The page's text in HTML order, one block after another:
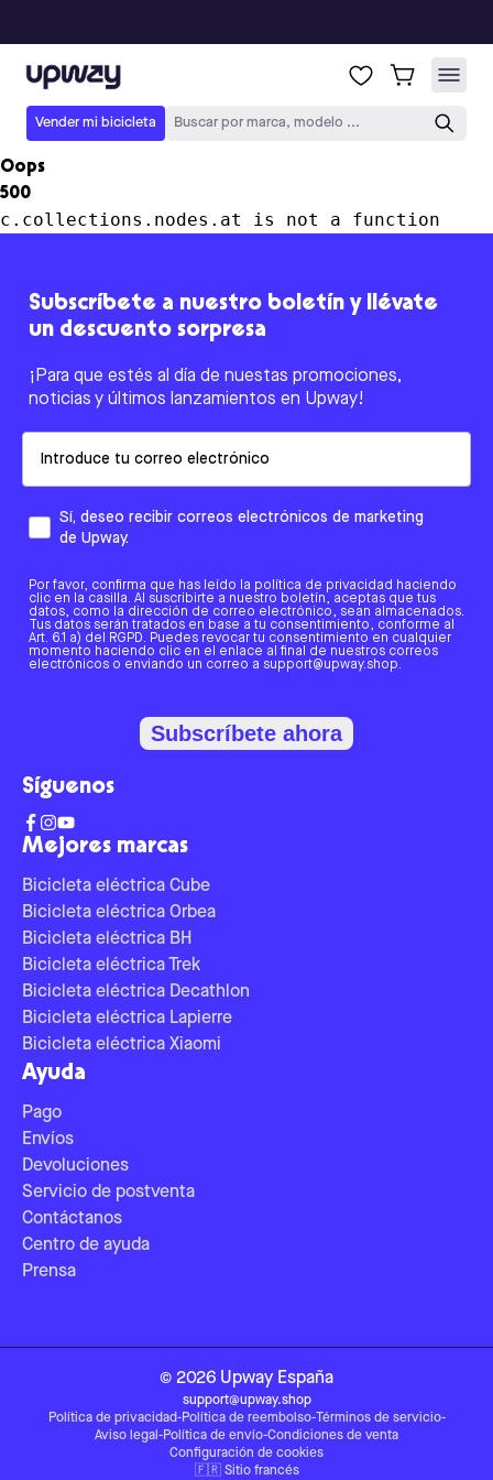
Upway
Vender mi bicicleta Buscar por marca, modelo ...
Oops
500
c.collections.nodes.at is not a function
Mejores marcas
Bicicleta eléctrica Cube
Bicicleta eléctrica Orbea
Bicicleta eléctrica BH
Bicicleta eléctrica Trek
Bicicleta eléctrica Decathlon
Bicicleta eléctrica Lapierre
Bicicleta eléctrica Xiaomi
Ayuda
Pago
Envíos
Devoluciones
Servicio de postventa
Contáctanos
Centro de ayuda
Prensa
Subscríbete a nuestro boletín y llévate
un descuento sorpresa
¡Para que estés al día de nuestas promociones,
noticias y últimos lanzamientos en Upway!
Sí, deseo recibir correos electrónicos de marketing
de Upway.
Por favor, confirma que has leído la política de privacidad haciendo
clic en la casilla. Al suscribirte a nuestro boletín, aceptas que tus
datos, como la dirección de correo electrónico, sean almacenados.
Tus datos serán tratados en base a tu consentimiento, conforme al
Art. 6.1 a) del RGPD. Puedes revocar tu consentimiento en cualquier
momento haciendo clic en el enlace al final de nuestros correos
electrónicos o enviando un correo a support@upway.shop.
Subscríbete ahora
Síguenos
© 2026 Upway España
support@upway.shop
Política de privacidad-Política de reembolso-Términos de servicio-
Aviso legal -Política de envío-Condiciones de venta
Configuración de cookies
🇫🇷 Sitio francés